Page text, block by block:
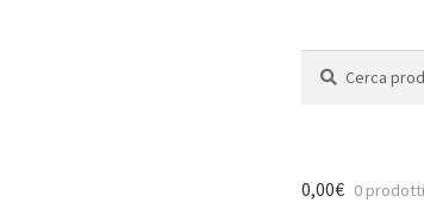
0,00€ 0 prodotti